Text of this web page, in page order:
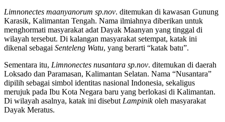
Limnonectes maanyanorum sp.nov. ditemukan di kawasan Gunung
Karasik, Kalimantan Tengah. Nama ilmiahnya diberikan untuk
menghormati masyarakat adat Dayak Maanyan yang tinggal di
wilayah tersebut. Di kalangan masyarakat setempat, katak ini
dikenal sebagai Senteleng Watu, yang berarti “katak batu”.
Sementara itu, Limnonectes nusantara sp.nov. ditemukan di daerah
Loksado dan Paramasan, Kalimantan Selatan. Nama “Nusantara”
dipilih sebagai simbol identitas nasional Indonesia, sekaligus
merujuk pada Ibu Kota Negara baru yang berlokasi di Kalimantan.
Di wilayah asalnya, katak ini disebut Lampinikoleh masyarakat
Dayak Meratus.